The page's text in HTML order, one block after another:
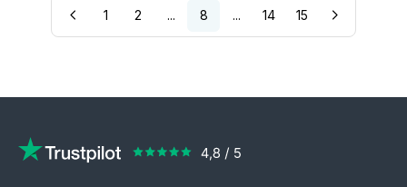
1 2 ... 8 ... 14 15